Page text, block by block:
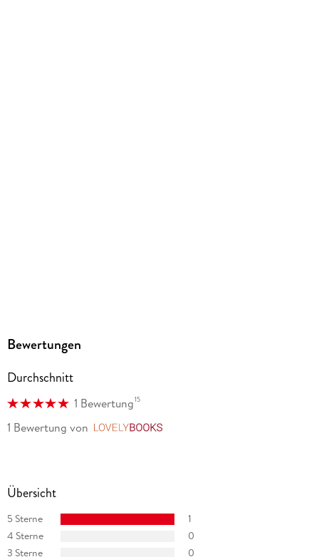
Bewertungen
Durchschnitt
1 Bewertung15
1 Bewertung von
Übersicht
5 Sterne
1
4 Sterne
0
3 Sterne
0